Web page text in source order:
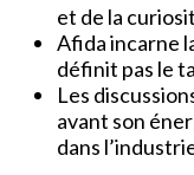
et de la
Afida incarne
définit pas le
Les
avant son
dans